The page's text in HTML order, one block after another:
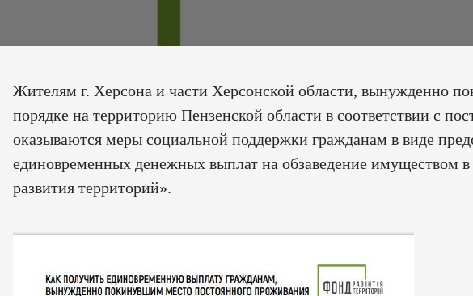
Жителям г. Херсона и части Херсонской области, вынужденно
порядке на территорию Пензенской области в соответствии с
оказываются меры социальной поддержки гражданам в виде
единовременных денежных выплат на обзаведение имуществом
развития территорий».